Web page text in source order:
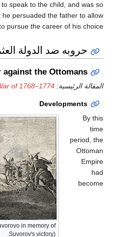
speak to the child, and was so
persuaded the father to allow
pursue the career of his choice.
حروبه ضد الدولة
against the Ottomans
المقالة الرئيسية: of 1768–1774
Developments
in memory of
Suvorov's victory).
By this
time
period, the
Ottoman
Empire
had
become